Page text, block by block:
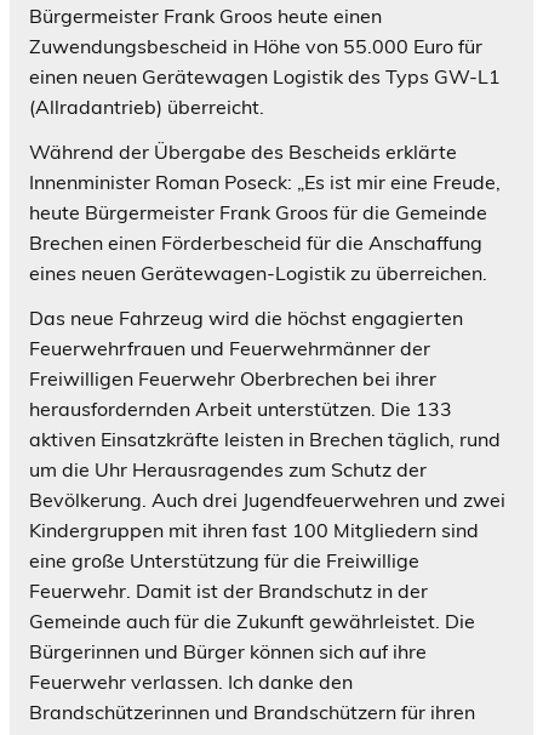
Bürgermeister Frank Groos heute einen
Zuwendungsbescheid in Höhe von 55.000 Euro für
einen neuen Gerätewagen Logistik des Typs GW-L1
(Allradantrieb) überreicht.
Während der Übergabe des Bescheids erklärte
Innenminister Roman Poseck: „Es ist mir eine Freude,
heute Bürgermeister Frank Groos für die Gemeinde
Brechen einen Förderbescheid für die Anschaffung
eines neuen Gerätewagen-Logistik zu überreichen.
Das neue Fahrzeug wird die höchst engagierten
Feuerwehrfrauen und Feuerwehrmänner der
Freiwilligen Feuerwehr Oberbrechen bei ihrer
herausfordernden Arbeit unterstützen. Die 133
aktiven Einsatzkräfte leisten in Brechen täglich, rund
um die Uhr Herausragendes zum Schutz der
Bevölkerung. Auch drei Jugendfeuerwehren und zwei
Kindergruppen mit ihren fast 100 Mitgliedern sind
eine große Unterstützung für die Freiwillige
Feuerwehr. Damit ist der Brandschutz in der
Gemeinde auch für die Zukunft gewährleistet. Die
Bürgerinnen und Bürger können sich auf ihre
Feuerwehr verlassen. Ich danke den
Brandschützerinnen und Brandschützern für ihren